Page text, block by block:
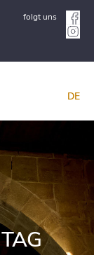
folgt uns
DE